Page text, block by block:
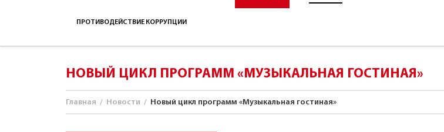
ПРОТИВОДЕЙСТВИЕ КОРРУПЦИИ
НОВЫЙ ЦИКЛ ПРОГРАММ «МУЗЫКАЛЬНАЯ ГОСТИНАЯ»
Главная / Новости / Новый цикл программ «Музыкальная гостиная»